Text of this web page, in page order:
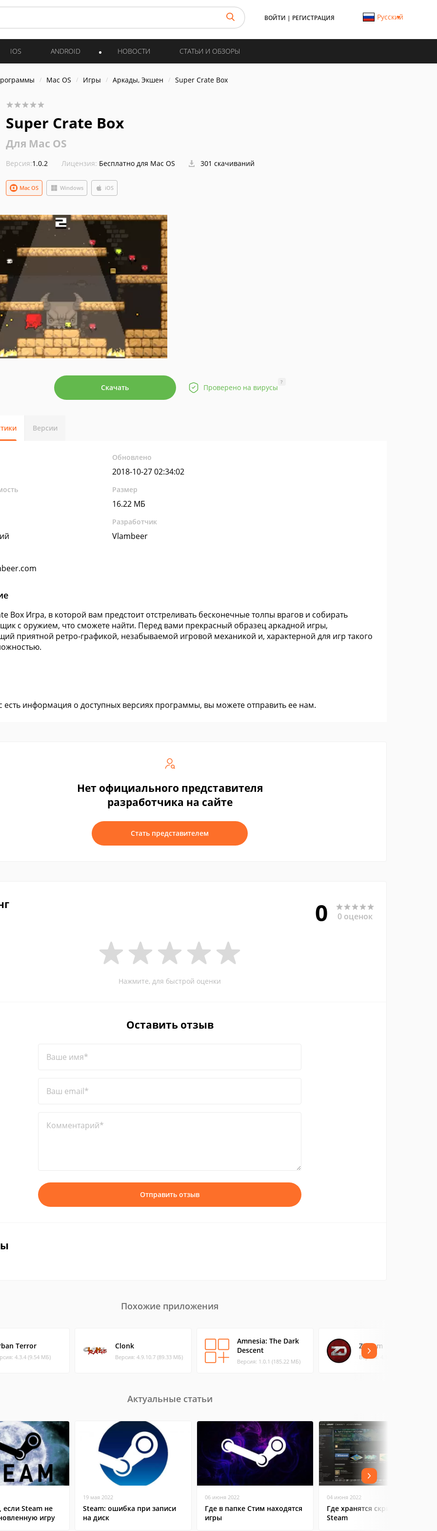
ВОЙТИ | РЕГИСТРАЦИЯ Русский
IOS ANDROID НОВОСТИ СТАТЬИ И ОБЗОРЫ
Mac OS Игры Аркады, Экшен Super Crate Box
Super Crate Box
Для Mac OS
Версия:1.0.2 Лицензия: Бесплатно для Mac OS 301 скачиваний
Windows
Mac OS iOS
Скачать Проверено на вирусы
?
Версии
Обновлено
2018-10-27 02:34:02
Размер
16.22 МБ
Разработчик
Vlambeer
Box Игра, в которой вам предстоит отстреливать бесконечные толпы врагов и собирать
с оружием, что сможете найти. Перед вами прекрасный образец аркадной игры,
приятной ретро-графикой, незабываемой игровой механикой и, характерной для игр такого
есть информация о доступных версиях программы, вы можете отправить ее нам.
Нет официального представителя
разработчика на сайте
Стать представителем
0 0 оценок
Нажмите, для быстрой оценки
Оставить отзыв
Ваше имя*
Ваш email*
Комментарий*
Отправить отзыв
Похожие приложения
Terror
4.3.4 (9.54 МБ)
Clonk
Версия: 4.9.10.7 (89.33 МБ)
Amnesia: The Dark
Descent
Версия: 1.0.1 (185.22 МБ)
ZDoom
Версия: 4.1.2 (14 МБ)
Актуальные статьи
если Steam не
игру
19 мая 2022
Steam: ошибка при записи
на диск
06 июня 2022
Где в папке Стим находятся
игры
04 июня 2022
Где хранятся скриншоты в
Steam